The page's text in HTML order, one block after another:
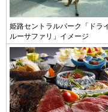
姫路セントラルパーク「ドラ
ルーサファリ」イメージ